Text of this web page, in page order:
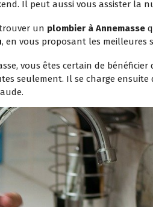
Il peut aussi vous assister la
un plombier à Annemasse
, en vous proposant les meilleures
vous êtes certain de bénéficier
seulement. Il se charge ensuite